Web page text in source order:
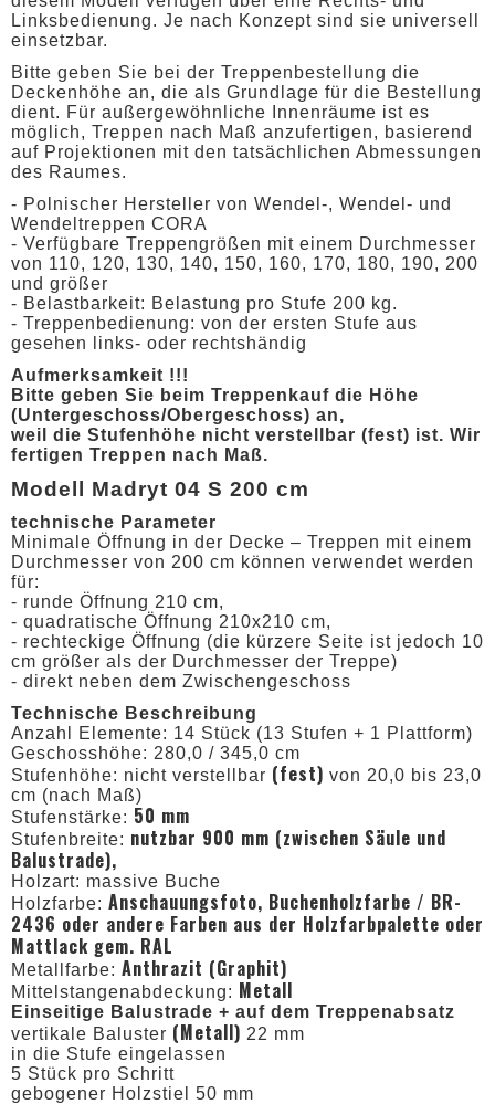
Linksbedienung. Je nach Konzept sind sie universell
einsetzbar.
Bitte geben Sie bei der Treppenbestellung die
Deckenhöhe an, die als Grundlage für die Bestellung
dient. Für außergewöhnliche Innenräume ist es
möglich, Treppen nach Maß anzufertigen, basierend
auf Projektionen mit den tatsächlichen Abmessungen
des Raumes.
- Polnischer Hersteller von Wendel-, Wendel- und
Wendeltreppen CORA
- Verfügbare Treppengrößen mit einem Durchmesser
von 110, 120, 130, 140, 150, 160, 170, 180, 190, 200
und größer
- Belastbarkeit: Belastung pro Stufe 200 kg.
- Treppenbedienung: von der ersten Stufe aus
gesehen links- oder rechtshändig
Aufmerksamkeit !!!
Bitte geben Sie beim Treppenkauf die Höhe
(Untergeschoss/Obergeschoss) an,
weil die Stufenhöhe nicht verstellbar (fest) ist. Wir
fertigen Treppen nach Maß.
Modell Madryt 04 S 200 cm
technische Parameter
Minimale Öffnung in der Decke – Treppen mit einem
Durchmesser von 200 cm können verwendet werden
für:
- runde Öffnung 210 cm,
- quadratische Öffnung 210x210 cm,
- rechteckige Öffnung (die kürzere Seite ist jedoch 10
cm größer als der Durchmesser der Treppe)
- direkt neben dem Zwischengeschoss
Technische Beschreibung
Anzahl Elemente: 14 Stück (13 Stufen + 1 Plattform)
Geschosshöhe: 280,0 / 345,0 cm
Stufenhöhe: nicht verstellbar (fest) von 20,0 bis 23,0
cm (nach Maß)
Stufenstärke: 50 mm
Stufenbreite: nutzbar 900 mm (zwischen Säule und
Balustrade),
Holzart: massive Buche
Holzfarbe: Anschauungsfoto, Buchenholzfarbe / BR-
2436 oder andere Farben aus der Holzfarbpalette oder
Mattlack gem. RAL
Metallfarbe: Anthrazit (Graphit)
Mittelstangenabdeckung: Metall
Einseitige Balustrade + auf dem Treppenabsatz
vertikale Baluster (Metall) 22 mm
in die Stufe eingelassen
5 Stück pro Schritt
gebogener Holzstiel 50 mm